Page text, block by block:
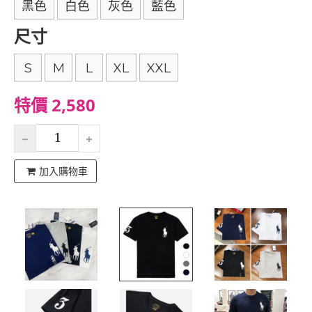
黑色 白色 灰色 藍色
尺寸
S M L XL XXL
特價 2,580
加入購物車